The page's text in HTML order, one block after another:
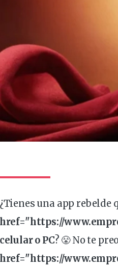
¿Tienes una app rebelde
href="https://
celularo PC? 😤 No te
href="https://